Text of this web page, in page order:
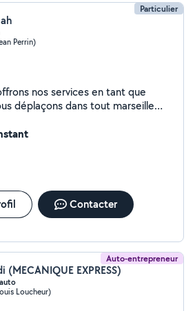
Particulier
Perrin)
nos services en tant que
déplaçons dans tout marseille
de mes Clients je m'occupe
Contacter
Auto-entrepreneur
(MECANIQUE EXPRESS)
Loucheur)